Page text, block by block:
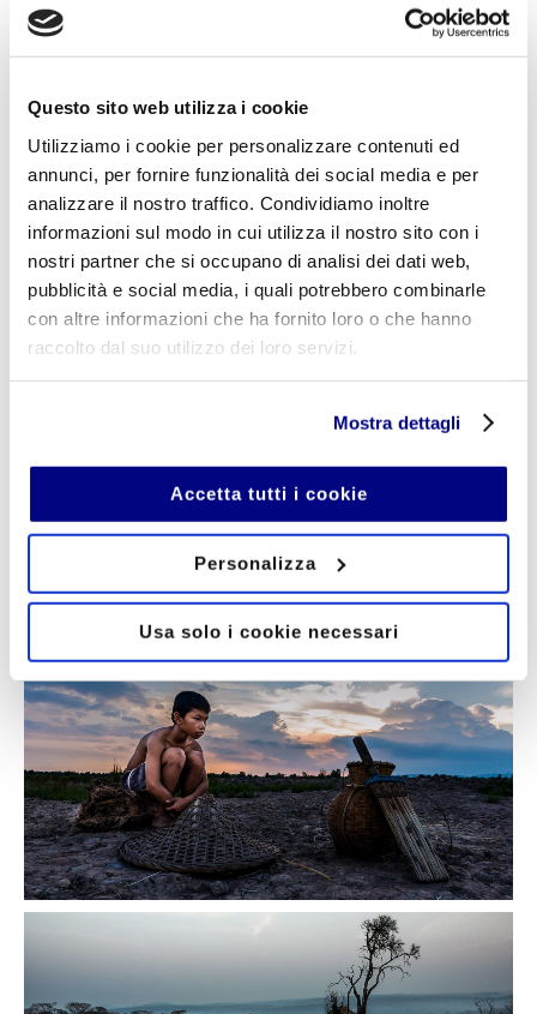
Questo sito web utilizza i cookie
Utilizziamo i cookie per personalizzare contenuti ed
annunci, per fornire funzionalità dei social media e per
analizzare il nostro traffico. Condividiamo inoltre
informazioni sul modo in cui utilizza il nostro sito con i
nostri partner che si occupano di analisi dei dati web,
pubblicità e social media, i quali potrebbero combinarle
con altre informazioni che ha fornito loro o che hanno
raccolto dal suo utilizzo dei loro servizi.
Mostra dettagli
Accetta tutti i cookie
Personalizza
Usa solo i cookie necessari
PREV
Related projects